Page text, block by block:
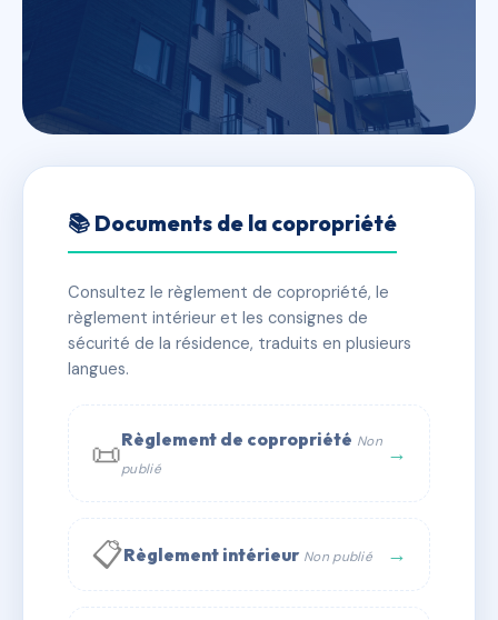
9 RUE COURBET
✓ Immatriculée 🏠 8 lots 🏗 1 bâtiment(s)
📞 Contacter Syndic Digital
📚 Documents de la copropriété
Consultez le règlement de copropriété, le
règlement intérieur et les consignes de
sécurité de la résidence, traduits en plusieurs
langues.
📜Règlement de copropriété Non
publié
→
📋Règlement intérieur Non publié →